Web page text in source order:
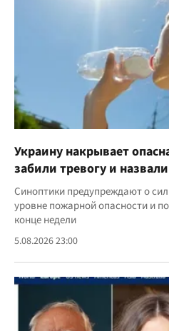
Украину накрывает
забили тревогу и
Синоптики предупреждают о
уровне пожарной опасности и
конце недели
5.08.2026 23:00